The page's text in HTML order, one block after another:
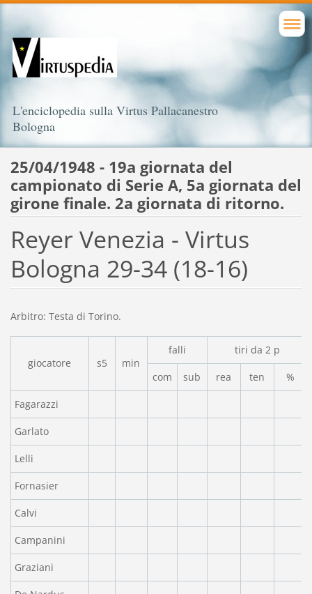
L'enciclopedia sulla Virtus Pallacanestro
Bologna
25/04/1948 - 19a giornata del
campionato di Serie A, 5a giornata del
girone finale. 2a giornata di ritorno.
Reyer Venezia - Virtus
Bologna 29-34 (18-16)
Arbitro: Testa di Torino.
giocatore s5 min
falli tiri da 2 p
com sub rea ten %
Fagarazzi
Garlato
Lelli
Fornasier
Calvi
Campanini
Graziani